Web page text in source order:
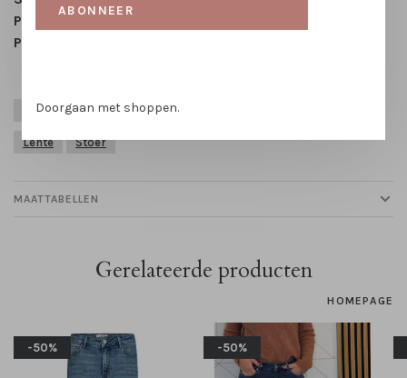
Pocket:Five pocket jeans
Patroon:
Blauw Denim Elastan
Lente Stoer
MAATTABELLEN
Gerelateerde producten
HOMEPAGE
-50% -50%
ABONNEER
Doorgaan met shoppen.